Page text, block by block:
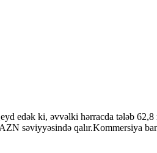
edək ki, əvvəlki hərracda tələb
səviyyəsində qalır.Kommersiya